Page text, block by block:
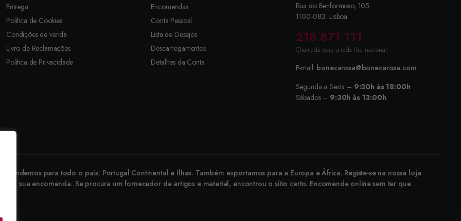
Entrega
Política de Cookies
Condições de venda
Livro de Reclamações
Política de Privacidade
Encomendas
Conta Pessoal
Lista de Desejos
Descarregamentos
Detalhes da Conta
Rua do Benformoso, 105
1100-083- Lisboa
218 871 111
Chamada para a rede fixa nacional
E-mail: bonecarosa@bonecarosa.com
Segunda a Sexta – 9:30h às 18:00h
Sábados – 9:30h às 13:00h
para todo o país: Portugal Continental e Ilhas. Também exportamos para a Europa e África. Registe-se na nossa loja
a sua encomenda. Se procura um fornecedor de artigos e material, encontrou o sítio certo. Encomende online sem ter que